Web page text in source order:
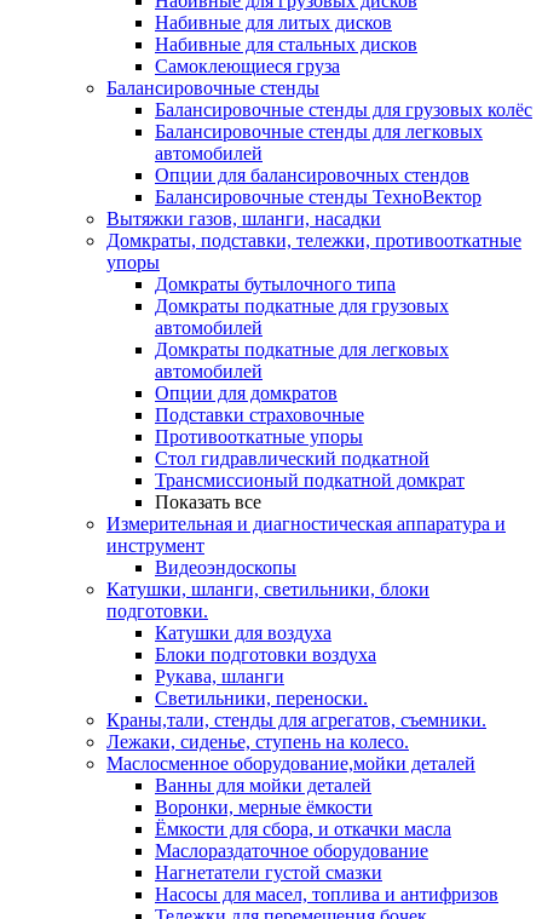
Набивные для литых дисков
Набивные для стальных дисков
Самоклеющиеся груза
Балансировочные стенды
Балансировочные стенды для грузовых колёс
Балансировочные стенды для легковых
автомобилей
Опции для балансировочных стендов
Балансировочные стенды ТехноВектор
Вытяжки газов, шланги, насадки
Домкраты, подставки, тележки, противооткатные
упоры
Домкраты бутылочного типа
Домкраты подкатные для грузовых
автомобилей
Домкраты подкатные для легковых
автомобилей
Опции для домкратов
Подставки страховочные
Противооткатные упоры
Стол гидравлический подкатной
Трансмиссионый подкатной домкрат
Показать все
Измерительная и диагностическая аппаратура и
инструмент
Видеоэндоскопы
Катушки, шланги, светильники, блоки
подготовки.
Катушки для воздуха
Блоки подготовки воздуха
Рукава, шланги
Светильники, переноски.
Краны,тали, стенды для агрегатов, съемники.
Лежаки, сиденье, ступень на колесо.
Маслосменное оборудование,мойки деталей
Ванны для мойки деталей
Воронки, мерные ёмкости
Ёмкости для сбора, и откачки масла
Маслораздаточное оборудование
Нагнетатели густой смазки
Насосы для масел, топлива и антифризов